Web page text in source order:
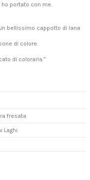
portato con me.
bellissimo cappotto di lana
di colore.
di colorarla.”
fresata
Laghi